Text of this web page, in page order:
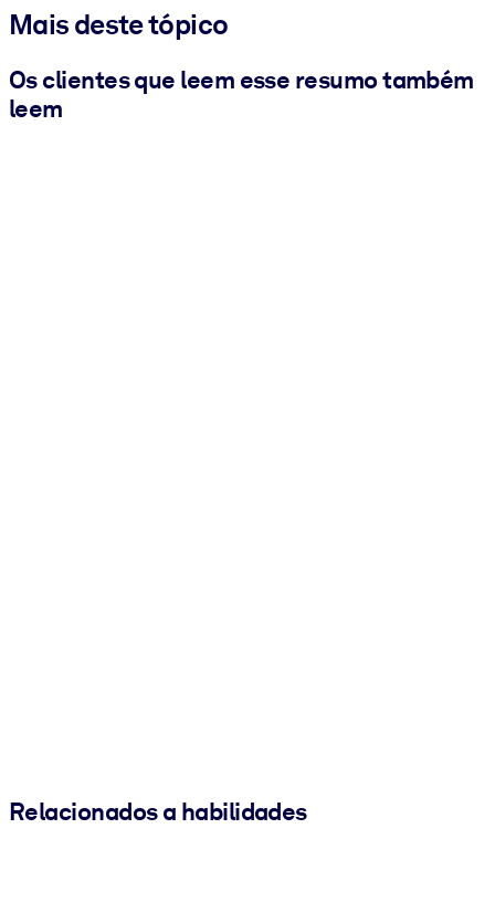
Mais deste tópico
Os clientes que leem esse resumo também
leem
Relacionados a habilidades